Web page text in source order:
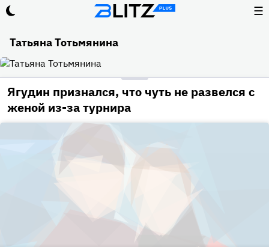
☰
Татьяна Тотьмянина
Ягудин признался, что чуть не развелся с
женой из-за турнира